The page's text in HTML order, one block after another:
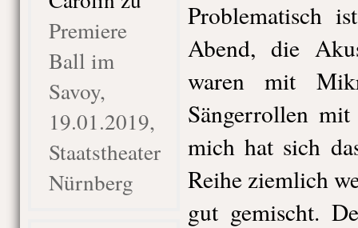
Premiere
Ball im
Savoy,
19.01.2019,
Staatstheater
Nürnberg
Problematisch
Abend, die
waren mit
Sängerrollen
mich hat sich
Reihe ziemlich
gut gemischt.